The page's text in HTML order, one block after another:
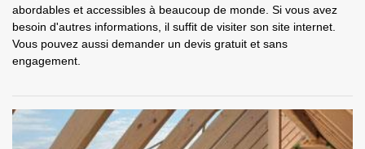
abordables et accessibles à beaucoup de monde. Si vous avez
besoin d'autres informations, il suffit de visiter son site internet.
Vous pouvez aussi demander un devis gratuit et sans
engagement.